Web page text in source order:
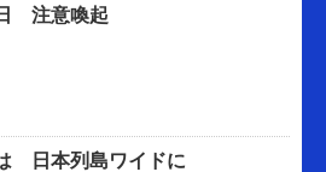
注意喚起
日本列島ワイドに